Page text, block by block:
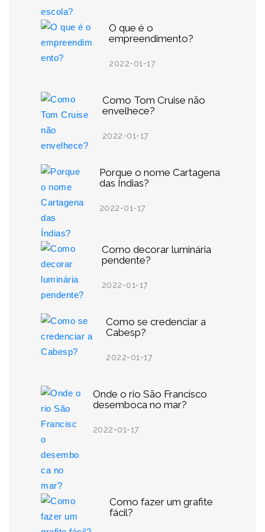
O que é o
empreendimento?
2022-01-17
Como Tom Cruise não
envelhece?
2022-01-17
Porque o nome Cartagena
das Índias?
2022-01-17
Como decorar luminária
pendente?
2022-01-17
Como se credenciar a
Cabesp?
2022-01-17
Onde o rio São Francisco
desemboca no mar?
2022-01-17
Como fazer um grafite
fácil?